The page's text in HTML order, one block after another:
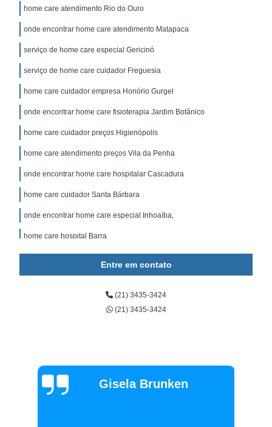
home care atendimento Rio do Ouro
onde encontrar home care atendimento Matapaca
serviço de home care especial Gericinó
serviço de home care cuidador Freguesia
home care cuidador empresa Honório Gurgel
onde encontrar home care fisioterapia Jardim Botânico
home care cuidador preços Higienópolis
home care atendimento preços Vila da Penha
onde encontrar home care hospitalar Cascadura
home care cuidador Santa Bárbara
onde encontrar home care especial Inhoaíba,
home care hospital Barra
home care atendimento empresa Rio Comprido
home care especial preços Cavalcanti
home care especial Cordovil
Entre em contato
(21) 3435-3424
(21) 3435-3424
Gisela Brunken